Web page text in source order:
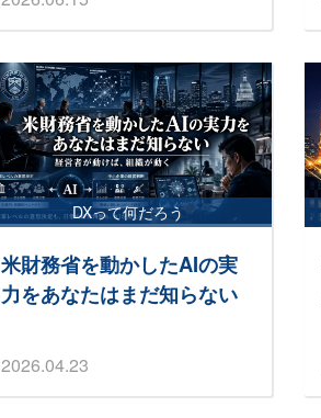
DXって何だろう
米財務省を動かしたAIの実
力をあなたはまだ知らない
2026.04.23